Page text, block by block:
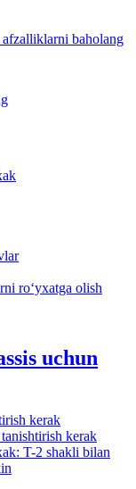
baholang
roʻyхatga olish
uchun
kerak
kerak
T-2 shakli bilan